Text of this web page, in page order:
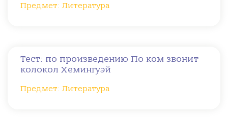
Предмет: Литература
Тест: по произведению По ком звонит
колокол Хемингуэй
Предмет: Литература